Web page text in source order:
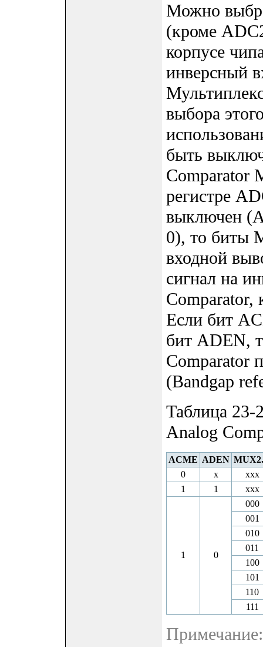
Можно
(кроме
корпусе
инверсный
выбора
быть
Comparator
регистре
выключен
0), то биты
входной
сигнал на
Comparator,
Если бит
бит ADEN,
Comparator
(Bandgap
Таблица 23-
Analog
ACME ADEN
0
x
xxx
1
1 xxx
1 0
000
001
010
011
100
101
110
111